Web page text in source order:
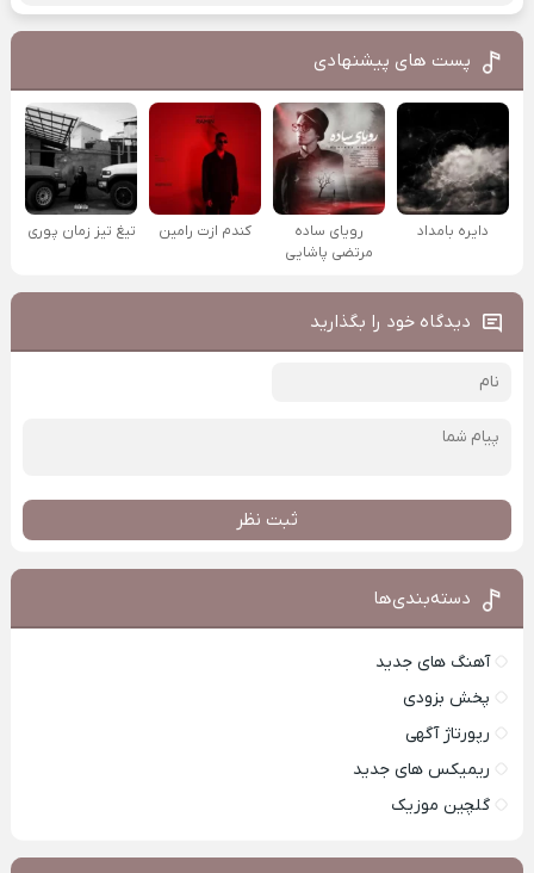
پست های پیشنهادی
دایره بامداد
رویای ساده
مرتضی پاشایی
کندم ازت رامین تیغ تیز زمان پوری
دیدگاه خود را بگذارید
ثبت نظر
دسته‌بندی‌ها
آهنگ های جدید
پخش بزودی
رپورتاژ آگهی
ریمیکس های جدید
گلچین موزیک